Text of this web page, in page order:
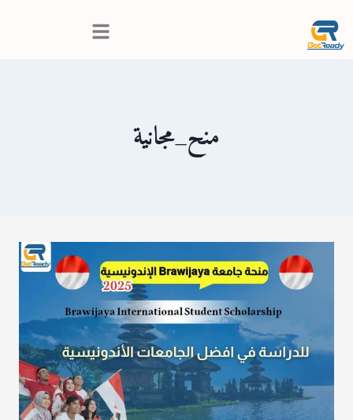
منح_مجانية